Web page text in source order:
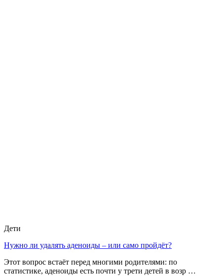
Дети
Нужно ли удалять аденоиды – или само пройдёт?
Этот вопрос встаёт перед многими родителями: по
статистике, аденоиды есть почти у трети детей в возр …